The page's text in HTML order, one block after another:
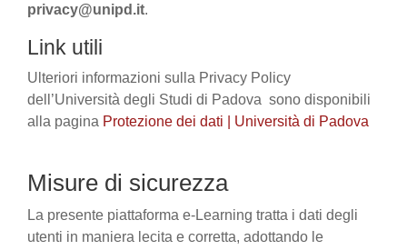
privacy@unipd.it.
Link utili
Ulteriori informazioni sulla Privacy Policy
dell’Università degli Studi di Padova sono disponibili
alla pagina Protezione dei dati | Università di Padova
Misure di sicurezza
La presente piattaforma e-Learning tratta i dati degli
utenti in maniera lecita e corretta, adottando le